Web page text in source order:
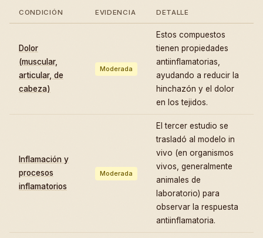
CONDICIÓN EVIDENCIA DETALLE
Dolor
(muscular,
articular, de
cabeza)
Moderada
Estos compuestos
tienen propiedades
antiinflamatorias,
ayudando a reducir la
hinchazón y el dolor
en los tejidos.
Inflamación y
procesos
inflamatorios
Moderada
El tercer estudio se
trasladó al modelo in
vivo (en organismos
vivos, generalmente
animales de
laboratorio) para
observar la respuesta
antiinflamatoria.